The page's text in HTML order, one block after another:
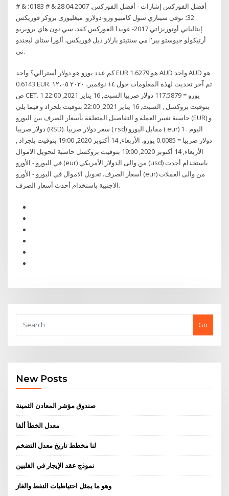
أفضل الفوركس إشارات - أفضل الفوركس. 28.04.2007 & # 0183؛ & #
32؛ نوفي سيناري سول كامبيو ورو-دولارو. ميغليوري بروكر فوريكس
إيتالياني أوتوريزاتي 2017- غويدا الفوركس كفد. سي نون هاي بروبريو
مي سنتيتو بارلار ديل فوريكس، ألورا ستاي ليجندو l'أرتيكولو جيوستو بير
تي.
كم عدد يورو هو دولار أسترالي؟ واحد EUR هو 1.6279 AUD واحد AUD هو
0.6143 EUR. تم آخر تحديث لهذه المعلومات حول ١٤ نوفمبر، ٢٠٢٠ ١٢،٠٥
ص CET. 1 يورو = 117.5879 دولار صربيا السبت, 16 يناير 2021, 22:00
بتوقيت بروكسل , السبت, 16 يناير 2021, 22:00 بتوقيت بلجراد و فيما يلي
حاسبة تغيير العملة و التفاصيل المتعلقة بأسعار الصرف بين اليورو (EUR) و
دولار صربيا (RSD). سعر دولار صربيا ( rsd) مقابل اليورو ( eur) اليوم . 1
دولار صربيا = 0.0085 يورو. الأربعاء, 14 أكتوبر 2020, 19:00 بتوقيت بلجراد ,
الأربعاء, 14 أكتوبر 2020, 19:00 بتوقيت بروكسل حاسبة لتحويل الاموال
في اليورو - الأورو (eur) من والى الدولار الأمريكي (usd) باستخدام أحدث
أسعار الصرف. تحويل الاموال في اليورو - الأورو (eur) من والى العملات
الاجنبية باستخدام أحدث أسعار الصرف.
Go
New Posts
صندوق مؤشر المعادن الثمينة
معدل الخطأ ألفا
لنا مخطط تاريخ معدل التضخم
نموذج عقد الإيجار في الفلبين
وهو ما يمثل احتياطيات النفط والغاز